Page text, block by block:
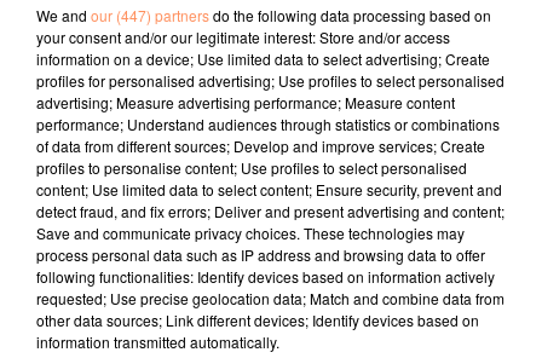
La Lune Crush Let Me Be
l'horoscope
Bélier Taureau
We and our (447) partnersdo the following data processing based on
your consent and/or our legitimate interest: Store and/or access
information on a device; Use limited data to select advertising; Create
profiles for personalised advertising; Use profiles to select personalised
advertising; Measure advertising performance; Measure content
performance; Understand audiences through statistics or combinations
of data from different sources; Develop and improve services; Create
profiles to personalise content; Use profiles to select personalised
content; Use limited data to select content; Ensure security, prevent and
detect fraud, and fix errors; Deliver and present advertising and content;
Save and communicate privacy choices. These technologies may
process personal data such as IP address and browsing data to offer
following functionalities: Identify devices based on information actively
requested; Use precise geolocation data; Match and combine data from
other data sources; Link different devices; Identify devices based on
information transmitted automatically.